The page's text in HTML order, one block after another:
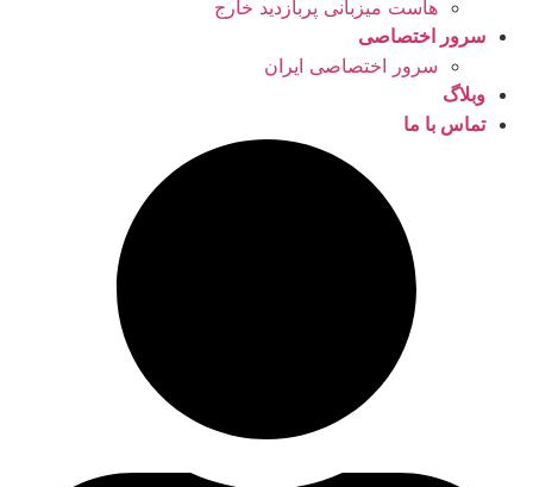
هاست میزبانی پربازدید خارج
سرور اختصاصی
سرور اختصاصی ایران
وبلاگ
تماس با ما